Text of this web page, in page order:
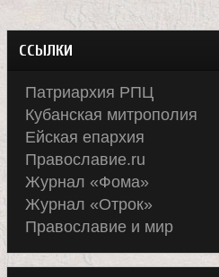
к
о
й
ССЫЛКИ
Патриархия РПЦ
Кубанская митрополия
Ейская епархия
Православие.ru
Журнал «Фома»
Журнал «Отрок»
Православие и мир